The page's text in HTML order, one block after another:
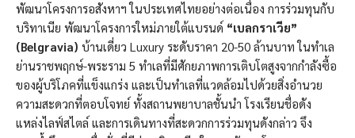
พัฒนาโครงการอสังหาฯ ในประเทศไทยอย่างต่อเนื่อง การร่วมทุนกับ
บริทาเนีย พัฒนาโครงการใหม่ภายใต้แบรนด์ “เบลกราเวีย”
(Belgravia) บ้านเดี่ยว Luxury ระดับราคา 20-50 ล้านบาท ในทำเล
ย่านราชพฤกษ์-พระราม 5 ทำเลที่มีศักยภาพการเติบโตสูงจากกำลังซื้อ
ของผู้บริโภคที่แข็งแกร่ง และเป็นทำเลที่แวดล้อมไปด้วยสิ่งอำนวย
ความสะดวกที่ตอบโจทย์ ทั้งสถานพยาบาลชั้นนำ โรงเรียนชื่อดัง
แหล่งไลฟ์สไตล์ และการเดินทางที่สะดวกการร่วมทุนดังกล่าว จึง